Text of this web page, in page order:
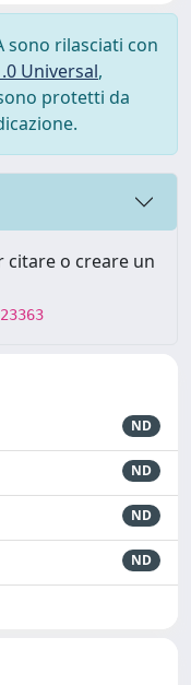
sono rilasciati con
Universal,
protetti da
citare o creare un
ND
ND
ND
ND